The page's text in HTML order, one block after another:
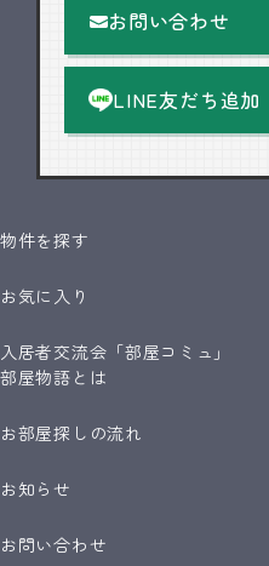
お問い合わせ
LINE友だち追加
物件を探す
お気に入り
入居者交流会「部屋コミュ」
部屋物語とは
お部屋探しの流れ
お知らせ
お問い合わせ